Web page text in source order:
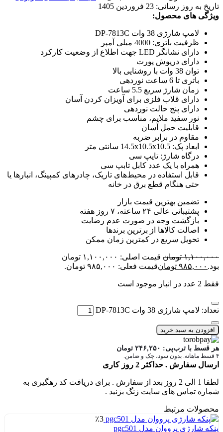
تاریخ به روز رسانی: 23 فروردین 1405
ویژگی های محصول:
لامپ شارژی 38 وات DP-7813C
ظرفیت باتری: 4000 میلی آمپر
دارای نشانگر LED جهت اطلاع از وضعیت کارکرد
دارای درپوش پورت
توان 38 وات با روشنایی بالا
باتری تا 6 ساعت نوردهی
زمان شارژ سریع 5.5 ساعت
دارای قلاب فلزی برای آویزان کردن آسان
دارای پنج حالت نوردهی
نور سفید ملایم، مناسب برای چشم
قابلیت حمل آسان
مقاوم در برابر ضربه
ابعاد پک: 14.5x10.5x10.5 سانتی متر
درگاه شارژ: تایپ سی
همراه با یک عدد کابل تابپ سی
قابل استفاده در محیط‌های تاریک، چادرهای کمپینگ، انبارها یا
حتی هنگام قطع برق در خانه
تضمین بهترین قیمت بازار
پشتیبانی عالی ۲۴ ساعته، ۷ روز هفته
بازگشت وجه در صورت عدم رضایت
اصالت کالاها از برترین برندها
تحویل سریع در کمترین زمان ممکن
۱,۱۰۰,۰۰۰ تومان
قیمت اصلی: ۱,۱۰۰,۰۰۰ تومان
بود. ۹۸۵,۰۰۰ تومانقیمت فعلی: ۹۸۵,۰۰۰ تومان.
فقط 2 عدد در انبار موجود است
تعداد: لامپ شارژی 38 وات DP-7813C
افزودن به سبد خرید
هر قسط با ترب‌پی: ۲۴۶,۲۵۰ تومان
۴ قسط ماهانه. بدون سود، چک و ضامن.
ارسال سفارش . حداکثر 2 روز کاری
لطفا 1 الی 2 روز بعد از سفارش . برای دریافت کد رهگیری به
شماره تماس های سایت زنگ بزنید .
محصولات مرتبط
٪3
پنکه شارژی پرووان مدل pgc501